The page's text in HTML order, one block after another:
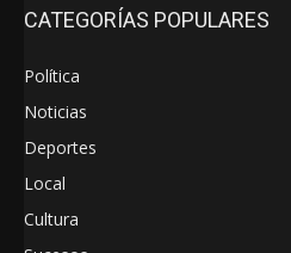
CATEGORÍAS POPULARES
Política
Noticias
Deportes
Local
Cultura